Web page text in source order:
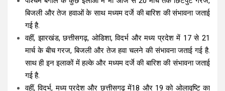
बिजली और तेज हवाओं के साथ मध्यम दर्जे की बारिश की संभावना जताई
गई है.
वहीं, झारखंड, छत्तीसगढ़, ओडिशा, विदर्भ और मध्य प्रदेश में 17 से 21
मार्च के बीच गरज, बिजली और तेज हवा चलने की संभावना जताई गई है.
साथ ही इन इलाकों में हल्के और मध्यम दर्जे की बारिश की संभावना जताई
गई है.
वहीं, विदर्भ, मध्य प्रदेश और छत्तीसगढ़ में18 और 19 को ओलावृष्टि का